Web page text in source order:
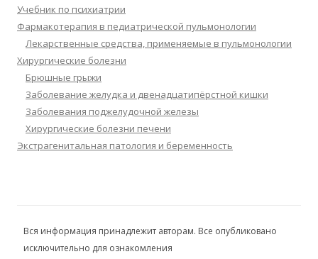
Учебник по психиатрии
Фармакотерапия в педиатрической пульмонологии
Лекарственные средства, применяемые в пульмонологии
Хирургические болезни
Брюшные грыжи
Заболевание желудка и двенадцатипёрстной кишки
Заболевания поджелудочной железы
Хирургические болезни печени
Экстрагенитальная патология и беременность
Вся информация принадлежит авторам. Все опубликовано
исключительно для ознакомления